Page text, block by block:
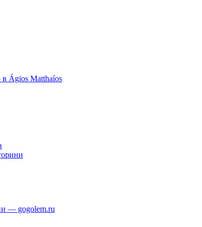
Ágios Matthaíos
— gogolem.ru